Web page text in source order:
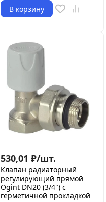
В корзину
530,01 ₽/шт.
Клапан радиаторный
регулирующий прямой
Ogint DN20 (3/4") с
герметичной прокладкой